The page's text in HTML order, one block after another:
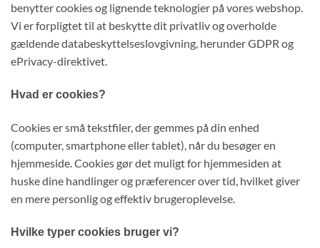
benytter cookies og lignende teknologier på vores webshop.
Vi er forpligtet til at beskytte dit privatliv og overholde
gældende databeskyttelseslovgivning, herunder GDPR og
ePrivacy-direktivet.
Hvad er cookies?
Cookies er små tekstfiler, der gemmes på din enhed
(computer, smartphone eller tablet), når du besøger en
hjemmeside. Cookies gør det muligt for hjemmesiden at
huske dine handlinger og præferencer over tid, hvilket giver
en mere personlig og effektiv brugeroplevelse.
Hvilke typer cookies bruger vi?